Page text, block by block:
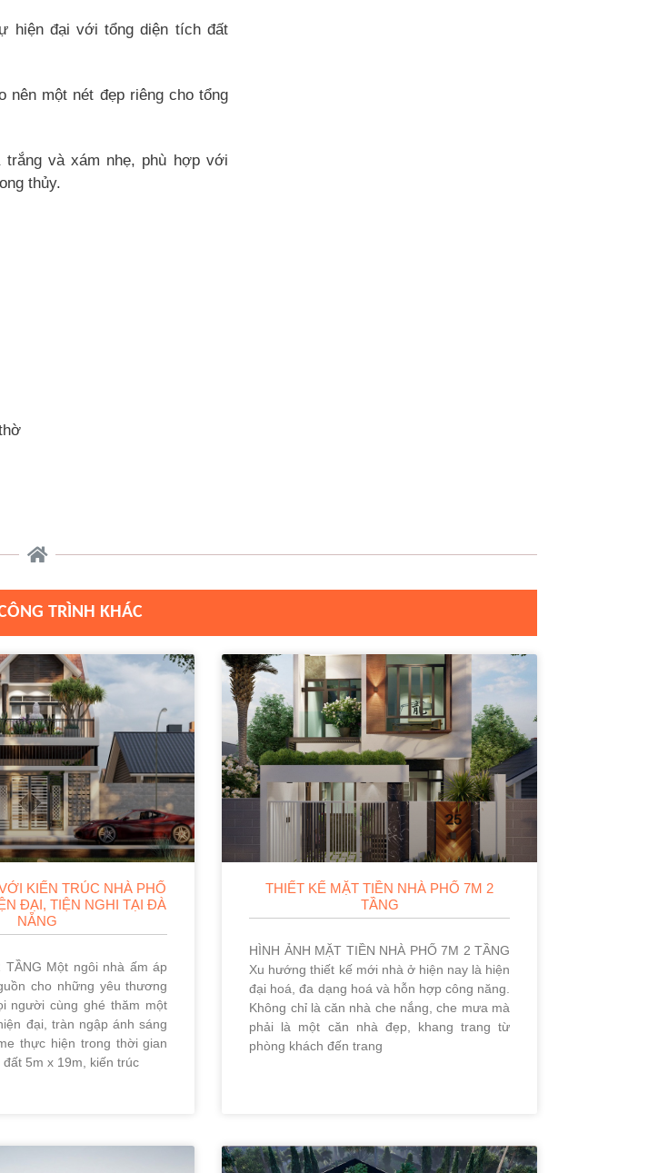
hiện đại với tổng diện tích đất
nên một nét đẹp riêng cho tổng
và xám nhẹ, phù hợp với
thủy.
TRÌNH KHÁC
KIẾN TRÚC NHÀ PHỐ
ĐẠI, TIỆN NGHI TẠI ĐÀ
NẴNG
TẦNG Một ngôi nhà ấm áp
cho những yêu thương
người cùng ghé thăm một
đại, tràn ngập ánh sáng
thực hiện trong thời gian
5m x 19m, kiến trúc
THIẾT KẾ MẶT TIỀN NHÀ PHỐ 7M 2
TẦNG
HÌNH ẢNH MẶT TIỀN NHÀ PHỐ 7M 2 TẦNG
Xu hướng thiết kế mới nhà ở hiện nay là hiện
đại hoá, đa dạng hoá và hỗn hợp công năng.
Không chỉ là căn nhà che nắng, che mưa mà
phải là một căn nhà đẹp, khang trang từ
phòng khách đến trang